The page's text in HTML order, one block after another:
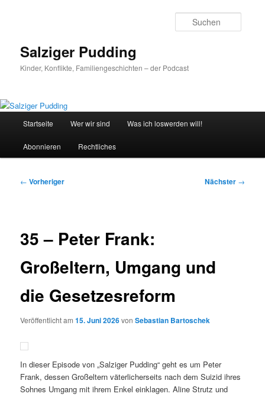
Salziger Pudding
Kinder, Konflikte, Familiengeschichten – der Podcast
Startseite Wer wir sind Was ich loswerden will!
Abonnieren Rechtliches
Beitragsnavigation
← Vorheriger Nächster →
35 – Peter Frank:
Großeltern, Umgang und
die Gesetzesreform
Veröffentlicht am15. Juni 2026vonSebastian Bartoschek
In dieser Episode von „Salziger Pudding“ geht es um Peter
Frank, dessen Großeltern väterlicherseits nach dem Suizid ihres
Sohnes Umgang mit ihrem Enkel einklagen. Aline Strutz und